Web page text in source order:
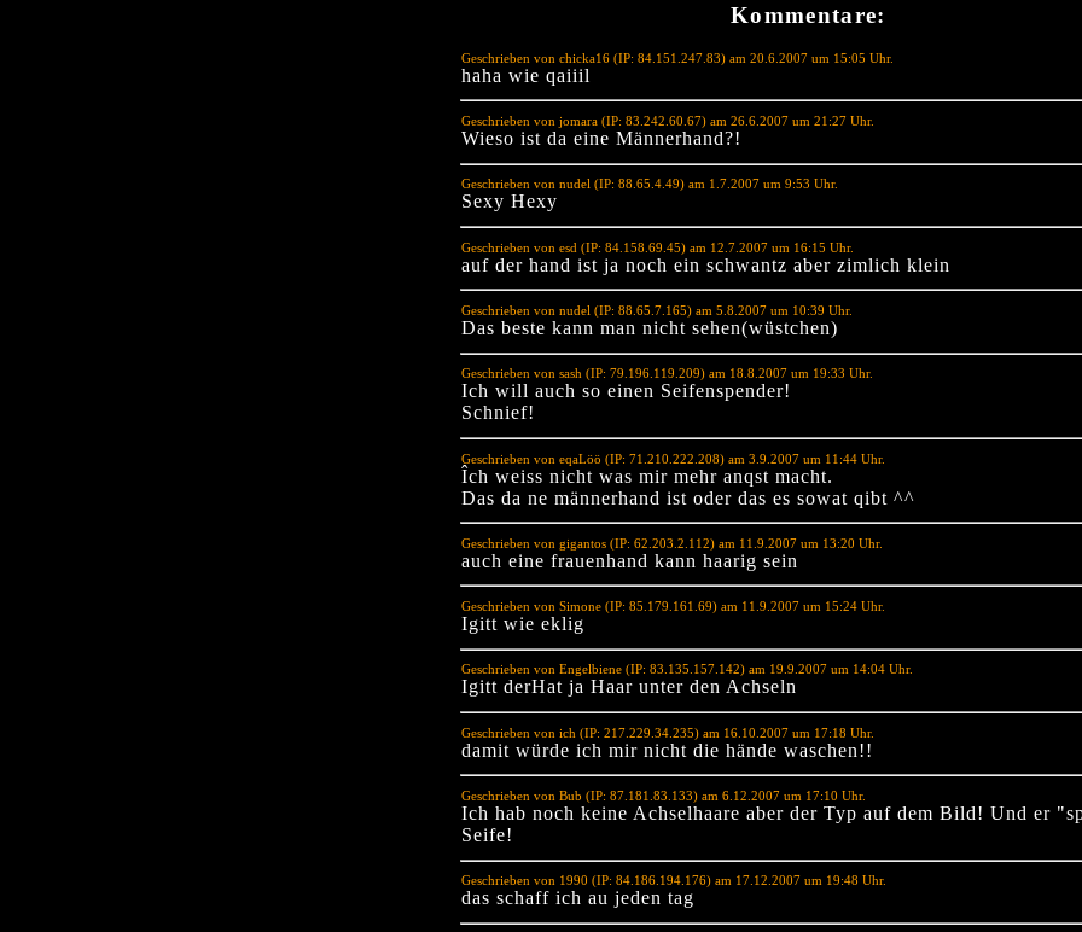
Kommentare:
Geschrieben von chicka16 (IP: 84.151.247.83) am 20.6.2007 um 15:05 Uhr.
haha wie qaiiil
Geschrieben von jomara (IP: 83.242.60.67) am 26.6.2007 um 21:27 Uhr.
Wieso ist da eine Männerhand?!
Geschrieben von nudel (IP: 88.65.4.49) am 1.7.2007 um 9:53 Uhr.
Sexy Hexy
Geschrieben von esd (IP: 84.158.69.45) am 12.7.2007 um 16:15 Uhr.
auf der hand ist ja noch ein schwantz aber zimlich klein
Geschrieben von nudel (IP: 88.65.7.165) am 5.8.2007 um 10:39 Uhr.
Das beste kann man nicht sehen(wüstchen)
Geschrieben von sash (IP: 79.196.119.209) am 18.8.2007 um 19:33 Uhr.
Ich will auch so einen Seifenspender!
Schnief!
Geschrieben von eqaLöö (IP: 71.210.222.208) am 3.9.2007 um 11:44 Uhr.
Îch weiss nicht was mir mehr anqst macht.
Das da ne männerhand ist oder das es sowat qibt ^^
Geschrieben von gigantos (IP: 62.203.2.112) am 11.9.2007 um 13:20 Uhr.
auch eine frauenhand kann haarig sein
Geschrieben von Simone (IP: 85.179.161.69) am 11.9.2007 um 15:24 Uhr.
Igitt wie eklig
Geschrieben von Engelbiene (IP: 83.135.157.142) am 19.9.2007 um 14:04 Uhr.
Igitt derHat ja Haar unter den Achseln
Geschrieben von ich (IP: 217.229.34.235) am 16.10.2007 um 17:18 Uhr.
damit würde ich mir nicht die hände waschen!!
Geschrieben von Bub (IP: 87.181.83.133) am 6.12.2007 um 17:10 Uhr.
Ich hab noch keine Achselhaare aber der Typ auf dem Bild! Und er
Seife!
Geschrieben von 1990 (IP: 84.186.194.176) am 17.12.2007 um 19:48 Uhr.
das schaff ich au jeden tag